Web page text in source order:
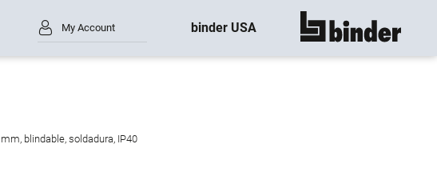
My Account binder USA mostrar todo
blindable, soldadura, IP40